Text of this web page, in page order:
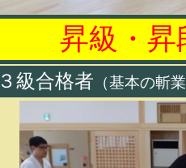
昇級・
３級合格者 （基本の斬